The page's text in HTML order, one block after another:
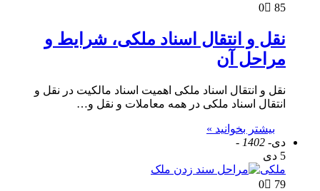
0
85
نقل و انتقال اسناد ملکی، شرایط و
مراحل آن
نقل و انتقال اسناد ملکی اهمیت اسناد مالکیت در نقل و
انتقال اسناد ملکی در همه معاملات و نقل و…
بیشتر بخوانید »
دی- 1402 -
5 دی
ملکی
0
79